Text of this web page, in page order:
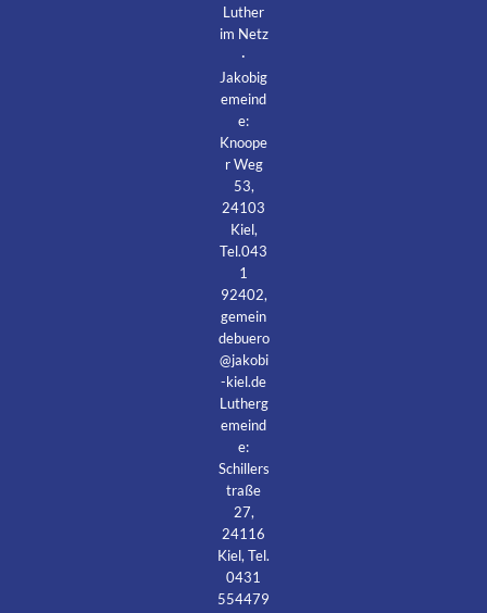
Luther
im Netz
·
Jakobig
emeind
e:
Knoope
r Weg
53,
24103
Kiel,
Tel.043
1
92402,
gemein
debuero
@jakobi
-kiel.de
Lutherg
emeind
e:
Schillers
traße
27,
24116
Kiel, Tel.
0431
554479